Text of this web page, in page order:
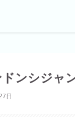
ンシジャ
日